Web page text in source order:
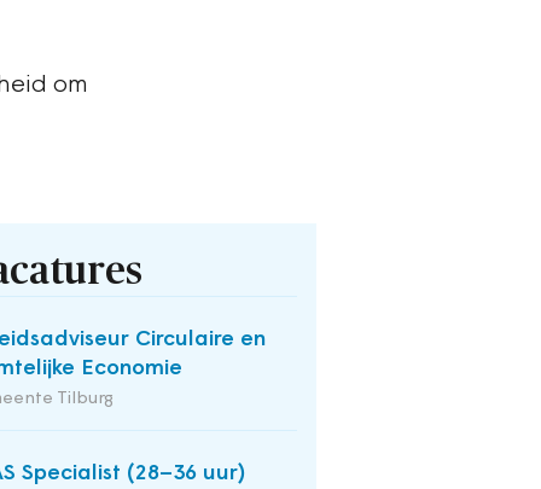
om
Circulaire en
Economie
Tilburg
Specialist (28–36 uur)